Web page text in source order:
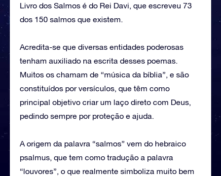
Livro dos Salmos é do Rei Davi, que escreveu 73
dos 150 salmos que existem.
Acredita-se que diversas entidades poderosas
tenham auxiliado na escrita desses poemas.
Muitos os chamam de “música da bíblia”, e são
constituídos por versículos, que têm como
principal objetivo criar um laço direto com Deus,
pedindo sempre por proteção e ajuda.
A origem da palavra “salmos” vem do hebraico
psalmus, que tem como tradução a palavra
“louvores”, o que realmente simboliza muito bem